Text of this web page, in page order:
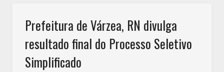
Prefeitura de Várzea, RN divulga
resultado final do Processo Seletivo
Simplificado